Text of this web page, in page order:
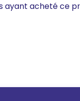
ayant acheté ce